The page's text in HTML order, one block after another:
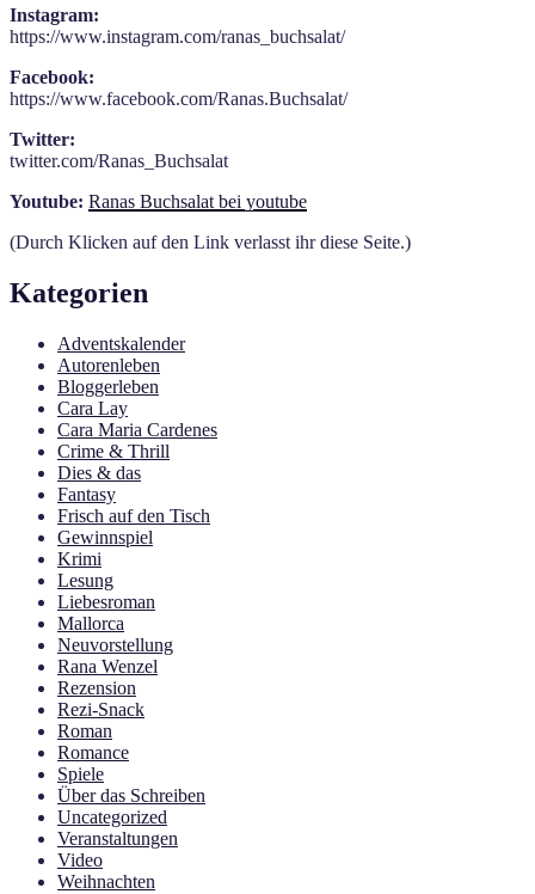
Instagram:
https://www.instagram.com/ranas_buchsalat/
Facebook:
https://www.facebook.com/Ranas.Buchsalat/
Twitter:
twitter.com/Ranas_Buchsalat
Youtube: Ranas Buchsalat bei youtube
(Durch Klicken auf den Link verlasst ihr diese Seite.)
Kategorien
Adventskalender
Autorenleben
Bloggerleben
Cara Lay
Cara Maria Cardenes
Crime & Thrill
Dies & das
Fantasy
Frisch auf den Tisch
Gewinnspiel
Krimi
Lesung
Liebesroman
Mallorca
Neuvorstellung
Rana Wenzel
Rezension
Rezi-Snack
Roman
Romance
Spiele
Über das Schreiben
Uncategorized
Veranstaltungen
Video
Weihnachten